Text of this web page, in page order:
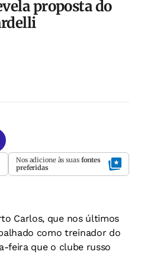
proposta do
Nos adicione às suas fontes
preferidas
Carlos, que nos últimos
como treinador do
feira que o clube russo